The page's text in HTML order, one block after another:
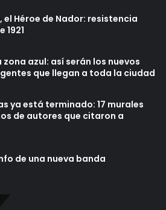
el Héroe de Nador: resistencia
1921
azul: así serán los nuevos
que llegan a toda la ciudad
ya está terminado: 17 murales
de autores que citaron a
de una nueva banda